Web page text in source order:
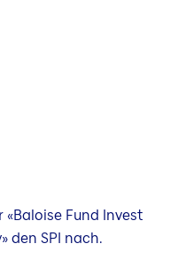
Fund Invest
den SPI nach.